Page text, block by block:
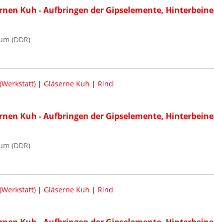
Kuh - Aufbringen der Gipselemente, Hinterbeine
(DDR)
| Gläserne Kuh | Rind
Kuh - Aufbringen der Gipselemente, Hinterbeine
(DDR)
| Gläserne Kuh | Rind